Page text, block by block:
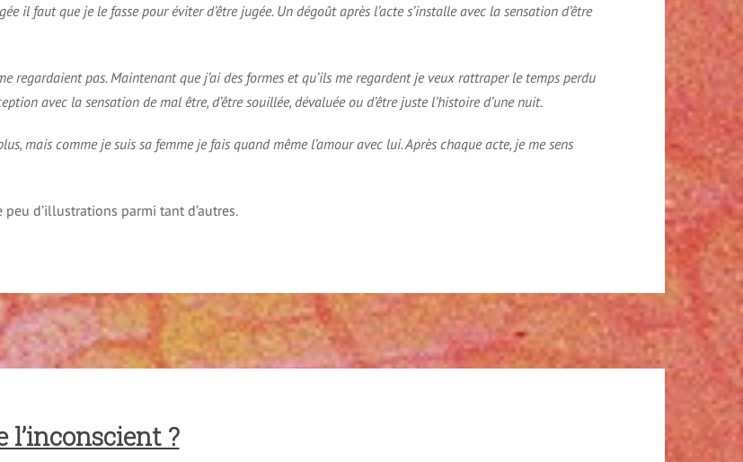
il faut que je le fasse pour éviter d’être jugée. Un dégoût après l’acte s’installe avec la sensation d’être
regardaient pas. Maintenant que j’ai des formes et qu’ils me regardent je veux rattraper le temps perdu
avec la sensation de mal être, d’être souillée, dévaluée ou d’être juste l’histoire d’une nuit.
mais comme je suis sa femme je fais quand même l’amour avec lui. Après chaque acte, je me sens
d’illustrations parmi tant d’autres.
l’inconscient ?